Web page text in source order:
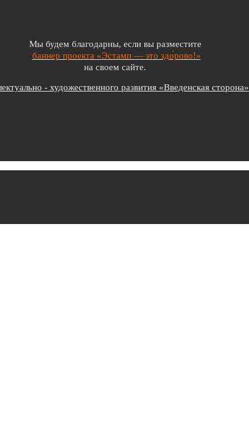
Мы будем благодарны, если вы разместите
баннер проекта «Эстамп — это здо́рово!»
на своем сайте.
- художественного развития «Введенская сторона»